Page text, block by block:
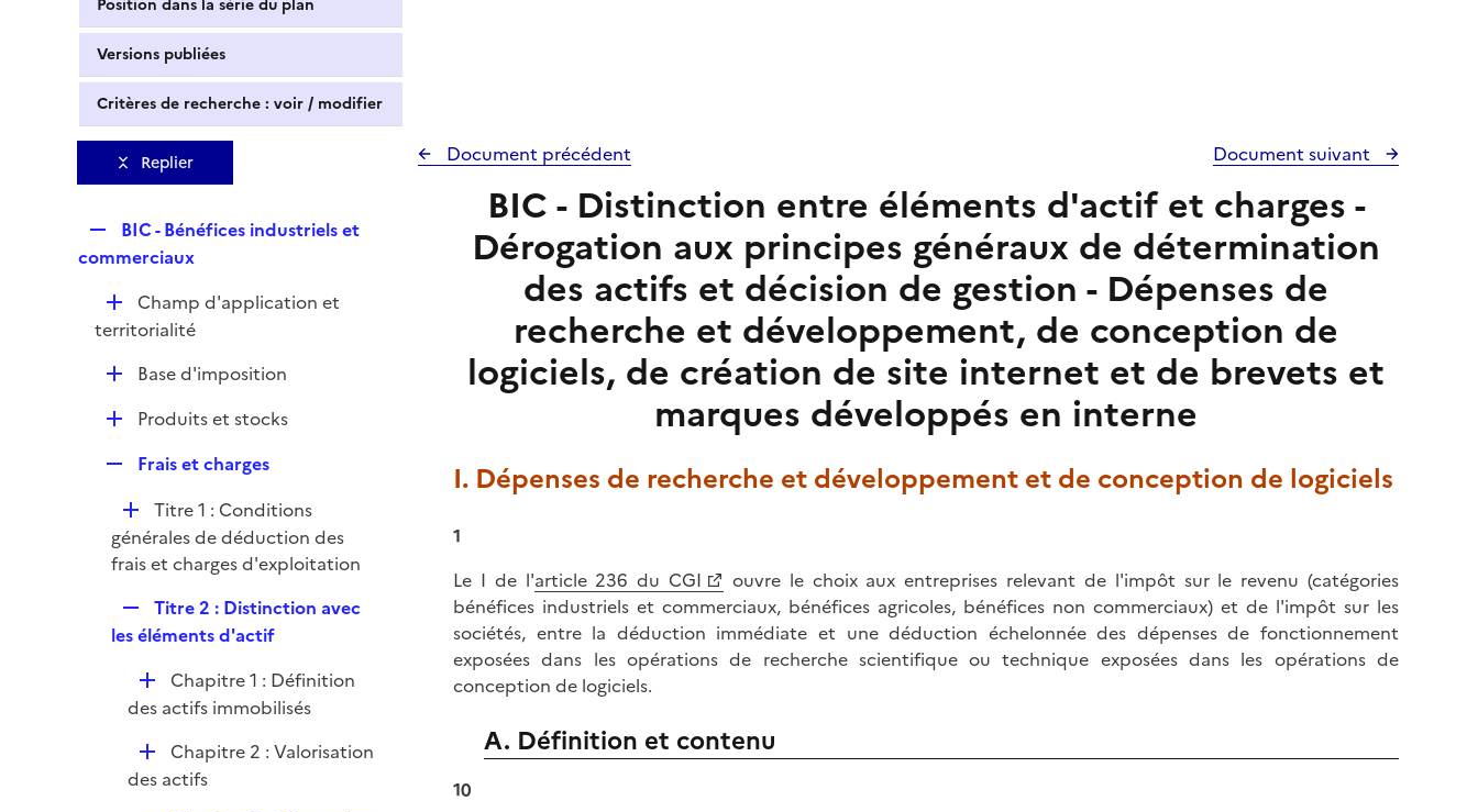
Position dans la série du plan
Versions publiées
Critères de recherche : voir / modifier
Replier
e
l
i
e
r
BIC - Bénéfices industriels et
commerciaux
D
é
Champ d'application et
territorialité
D
e
r
Base d'imposition
D
l
i
e
r
Produits et stocks
p
l
i
Frais et charges
D
é
p
e
r
Titre 1 : Conditions
générales de déduction des
frais et charges d'exploitation
e
l
i
e
r
Titre 2 : Distinction avec
les éléments d'actif
D
é
i
Chapitre 1 : Définition
des actifs immobilisés
D
é
Chapitre 2 : Valorisation
des actifs
Document précédent Document suivant
BIC - Distinction entre éléments d'actif et charges -
Dérogation aux principes généraux de détermination
des actifs et décision de gestion - Dépenses de
recherche et développement, de conception de
logiciels, de création de site internet et de brevets et
marques développés en interne
I. Dépenses de recherche et développement et de conception de logiciels
1
Le I de l'article 236 du CGI
ouvre le choix aux entreprises relevant de l'impôt sur le revenu (catégories
bénéfices industriels et commerciaux, bénéfices agricoles, bénéfices non commerciaux) et de l'impôt sur les
sociétés, entre la déduction immédiate et une déduction échelonnée des dépenses de fonctionnement
exposées dans les opérations de recherche scientifique ou technique exposées dans les opérations de
conception de logiciels.
A. Définition et contenu
10